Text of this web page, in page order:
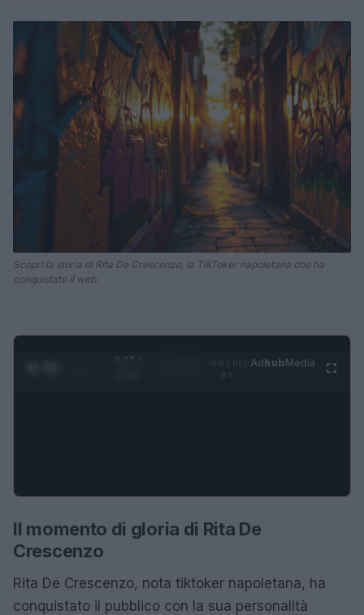
Scopri la storia di Rita De Crescenzo, la TikToker napoletana che ha
conquistato il web.
0:28 /
AdhubMedia
Il momento di gloria di Rita De
Crescenzo
Rita De Crescenzo, nota tiktoker napoletana, ha
conquistato il pubblico con la sua personalità